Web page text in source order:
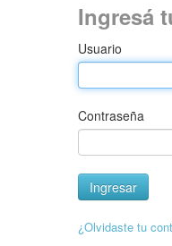
Ingresá
Usuario
Contraseña
¿Olvidaste tu